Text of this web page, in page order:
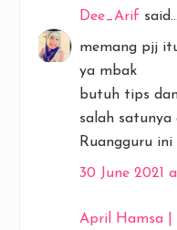
Dee_Arif said...
memang pjj
ya mbak
butuh tips
salah satunya
Ruangguru
30 June 2021
April Hamsa |